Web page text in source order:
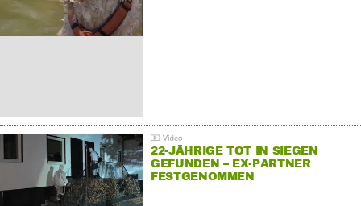
22-JÄHRIGE TOT IN SIEGEN
GEFUNDEN – EX-PARTNER
FESTGENOMMEN